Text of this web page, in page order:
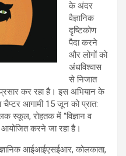
के अंदर
वैज्ञानिक
दृष्टिकोण
पैदा करने
और लोगों को
अंधविश्वास
से निजात
कर रहा है। इस अभियान के
चैप्टर आगामी 15 जून को प्रात:
स्कूल, रोहतक में “विज्ञान व
आयोजित करने जा रहा है।
आईआईएसईआर, कोलकाता,